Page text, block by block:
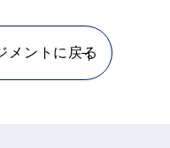
メントに戻る